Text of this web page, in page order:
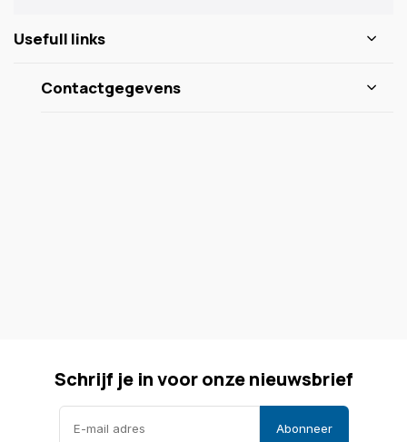
Usefull links
Contactgegevens
Schrijf je in voor onze nieuwsbrief
Abonneer